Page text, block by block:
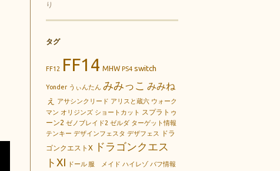
り
タグ
FF12 FF14 MHW PS4 switch
Yonder うぃんたん みみっこ みみね
ぇ
アサシンクリード アリスと蔵六 ウォーク
マン オリジンズ ショートカット スプラトゥ
ーン2 ゼノブレイド2 ゼルダ ターゲット情報
テンキー デザインフェスタ デザフェス
ドラ
ゴンクエストX
ドラゴンクエス
トXI
ドール 服 メイド ハイレゾ バフ情報